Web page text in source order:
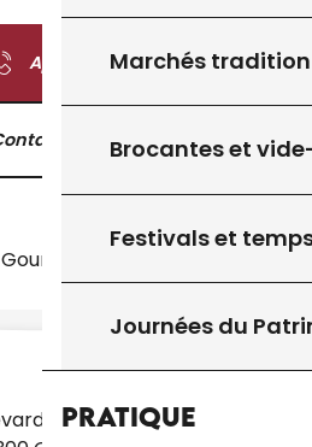
Marchés
Brocantes et
Festivals et
Journées du
Pratique
Appeler
nous
à 5km
des Martyrs